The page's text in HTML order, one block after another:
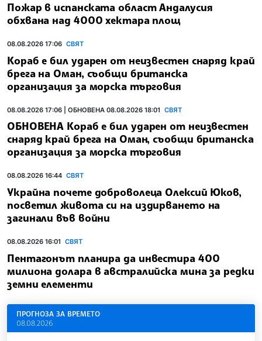
Пожар в испанската област Андалусия
обхвана над 4000 хектара площ
08.08.2026 17:06 СВЯТ
Кораб е бил ударен от неизвестен снаряд край
брега на Оман, съобщи британска
организация за морска търговия
08.08.2026 17:06 | ОБНОВЕНА 08.08.2026 18:01 СВЯТ
ОБНОВЕНА Кораб е бил ударен от неизвестен
снаряд край брега на Оман, съобщи британска
организация за морска търговия
08.08.2026 16:44 СВЯТ
Украйна почете доброволеца Олексий Юков,
посветил живота си на издирването на
загинали във войни
08.08.2026 16:01 СВЯТ
Пентагонът планира да инвестира 400
милиона долара в австралийска мина за редки
земни елементи
ПРОГНОЗА ЗА ВРЕМЕТО
08.08.2026